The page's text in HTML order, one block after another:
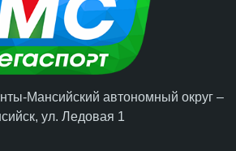
Мансийский автономный округ –
, ул. Ледовая 1